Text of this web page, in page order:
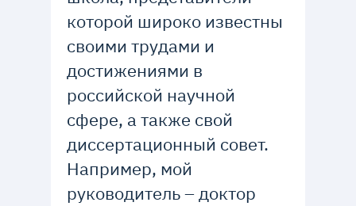
которой широко известны
своими трудами и
достижениями в
российской научной
сфере, а также свой
диссертационный совет.
Например, мой
руководитель – доктор